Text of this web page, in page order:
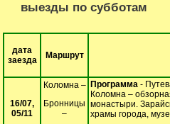
выезды по субботам
дата
заезда
Маршрут
16/07,
05/11
Коломна –
Бронницы
–
Программа -
Коломна –
монастыри.
храмы города,